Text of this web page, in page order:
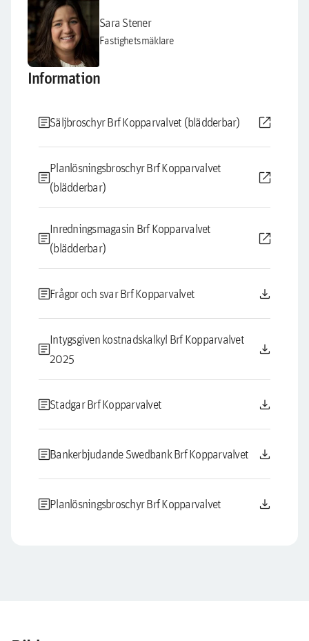
Sara Stener
Fastighetsmäklare
Information
articleSäljbroschyr Brf Kopparvalvet (blädderbar) open_in_new
article
Planlösningsbroschyr Brf Kopparvalvet
(blädderbar)
open_in_new
article
Inredningsmagasin Brf Kopparvalvet
(blädderbar)
open_in_new
articleFrågor och svar Brf Kopparvalvet download
article
Intygsgiven kostnadskalkyl Brf Kopparvalvet
2025
download
articleStadgar Brf Kopparvalvet download
articleBankerbjudande Swedbank Brf Kopparvalvet download
articlePlanlösningsbroschyr Brf Kopparvalvet download